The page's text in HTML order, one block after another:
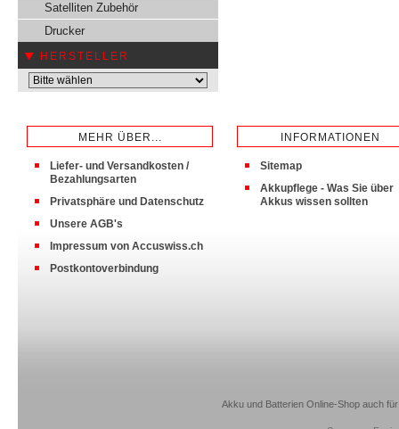
Satelliten Zubehör
Drucker
HERSTELLER
MEHR ÜBER...
Liefer- und Versandkosten /
Bezahlungsarten
Privatsphäre und Datenschutz
Unsere AGB's
Impressum von Accuswiss.ch
Postkontoverbindung
INFORMATIONEN
Sitemap
Akkupflege - Was Sie über
Akkus wissen sollten
Akku und Batterien Online-Shop auch